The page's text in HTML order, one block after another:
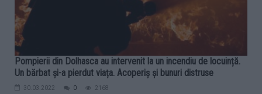
Pompierii din Dolhasca au intervenit la un incendiu de locuință.
Un bărbat și-a pierdut viața. Acoperiș și bunuri distruse
30.03.2022 0 2168